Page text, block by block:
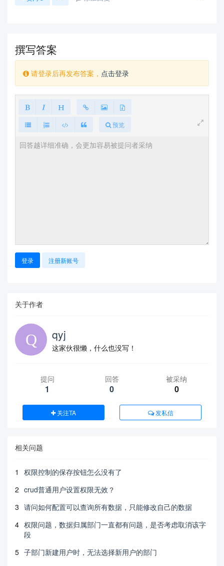
查看更多
撰写答案
请登录后再发布答案， 点击登录
预览
登录 注册新账号
关于作者
qyj
这家伙很懒，什么也没写！
提问
1
回答
0
被采纳
0
关注TA 发私信
相关问题
1
权限控制的保存按钮怎么没有了
2 crud普通用户设置权限无效？
3 请问如何配置可以查询所有数据，只能修改自己的数据
4 权限问题，数据归属部门一直都有问题，是否考虑取消该字
段
5 子部门新建用户时，无法选择新用户的部门